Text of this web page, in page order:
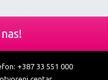
+387 33 551 000